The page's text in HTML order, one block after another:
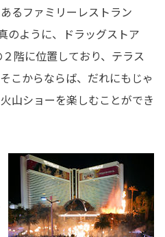
るファミリーレストラン
のように、ドラッグストア
２階に位置しており、テラス
こからならば、だれにもじゃ
山ショーを楽しむことができ